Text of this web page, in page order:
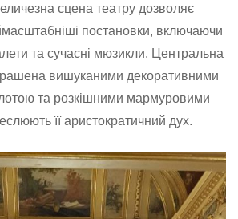
сцена театру дозволяє
постановки, включаючи
та сучасні мюзикли. Центральна
вишуканими декоративними
та розкішними мармуровими
її аристократичний дух.